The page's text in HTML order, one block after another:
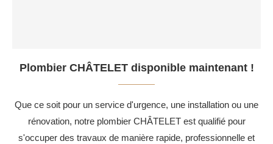
Plombier CHÂTELET disponible maintenant !
Que ce soit pour un service d'urgence, une installation ou une
rénovation, notre plombier CHÂTELET est qualifié pour
s'occuper des travaux de manière rapide, professionnelle et